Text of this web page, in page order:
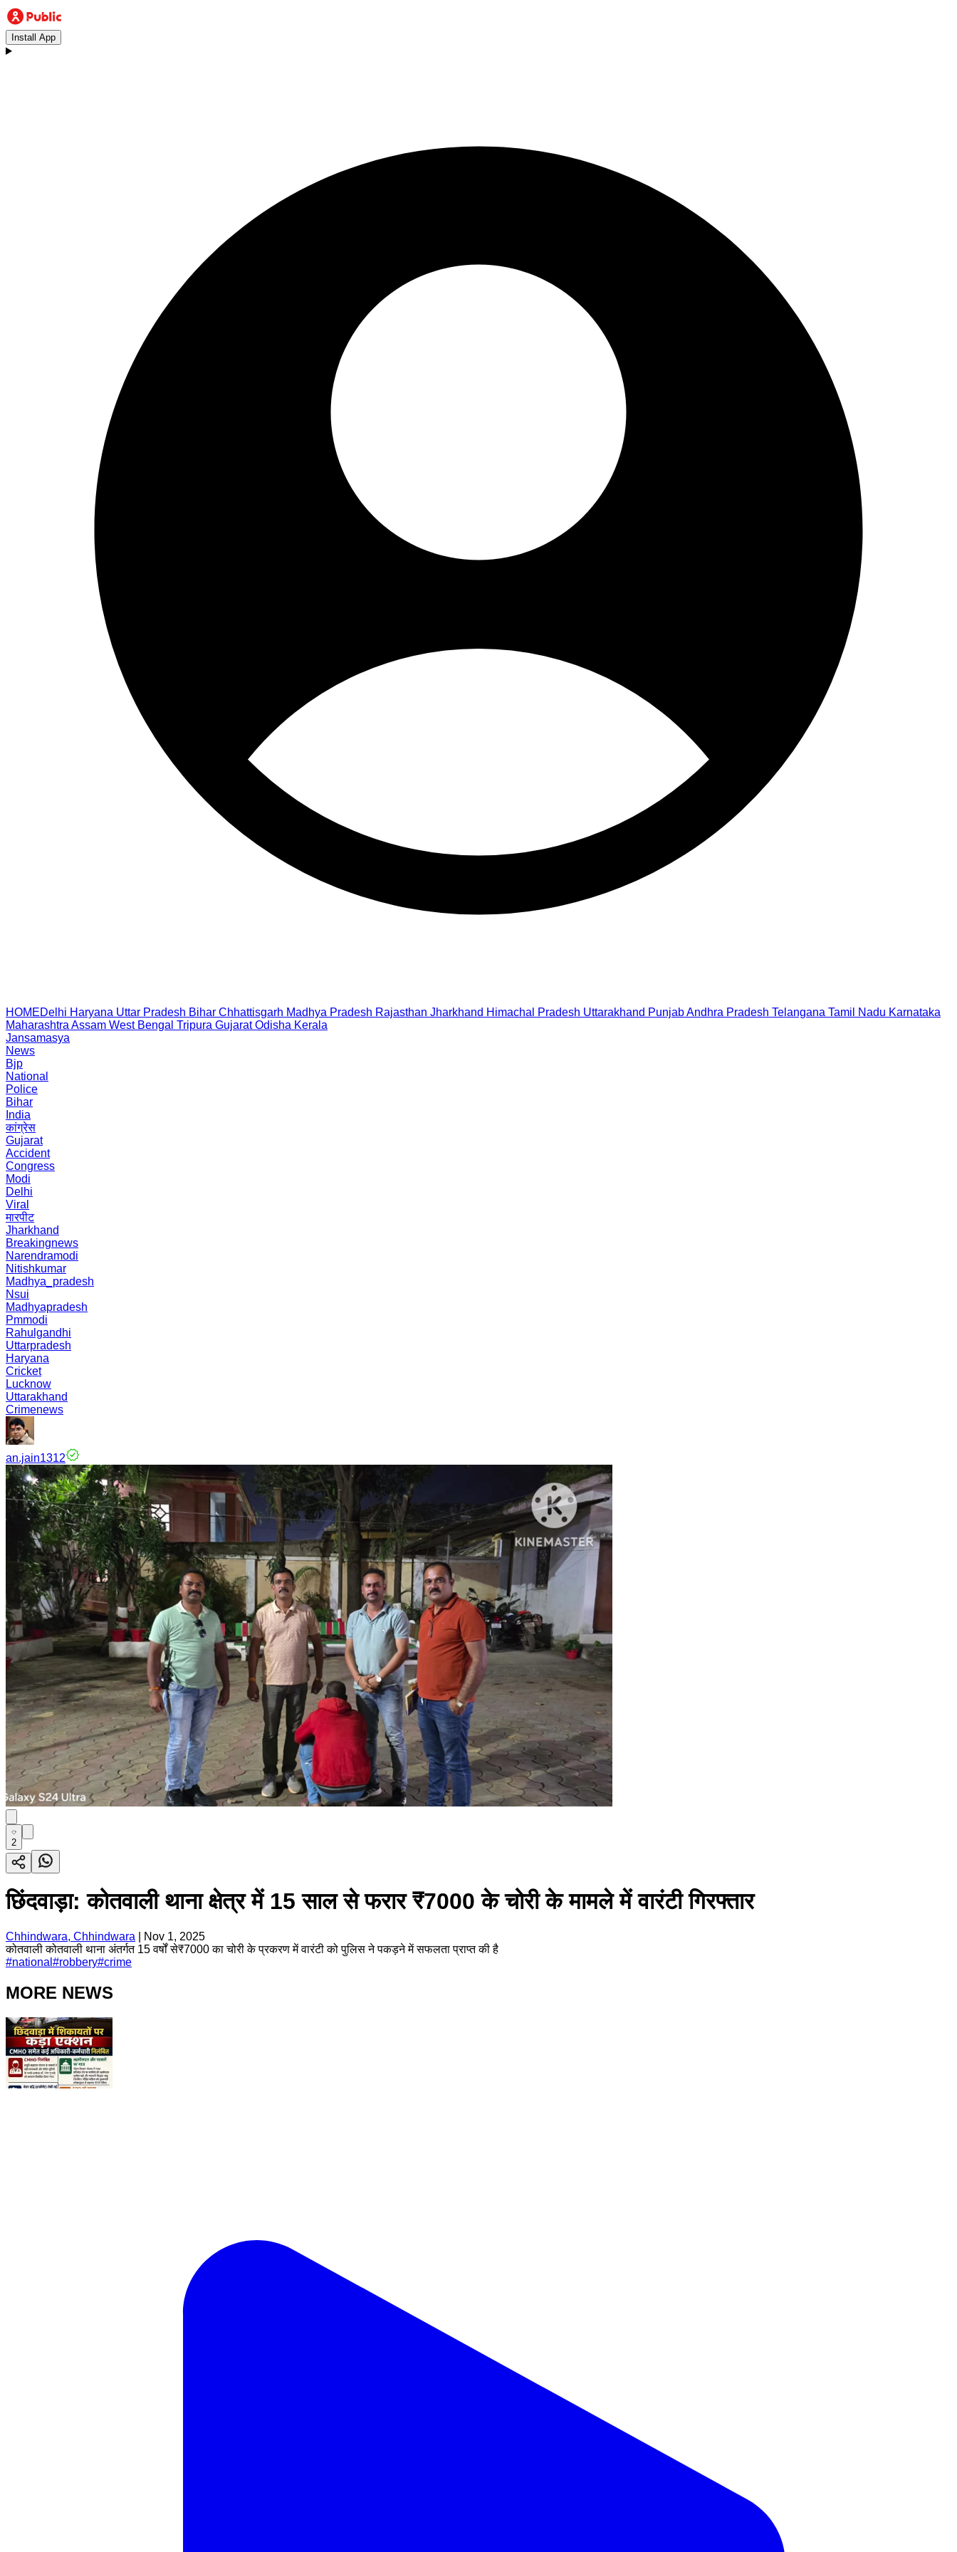
Install App
HOMEDelhi Haryana Uttar Pradesh Bihar Chhattisgarh Madhya Pradesh Rajasthan Jharkhand Himachal Pradesh Uttarakhand PunjabAndhra Pradesh Telangana Tamil Nadu Karnataka
Maharashtra Assam West Bengal Tripura Gujarat Odisha Kerala
Jansamasya
News
Bjp
National
Police
Bihar
India
कांग्रेस
Gujarat
Accident
Congress
Modi
Delhi
Viral
मारपीट
Jharkhand
Breakingnews
Narendramodi
Nitishkumar
Madhya_pradesh
Nsui
Madhyapradesh
Pmmodi
Rahulgandhi
Uttarpradesh
Haryana
Cricket
Lucknow
Uttarakhand
Crimenews
an.jain1312
2
छिंदवाड़ा: कोतवाली थाना क्षेत्र में 15 साल से फरार ₹7000 के चोरी के मामले में वारंटी गिरफ्तार
Chhindwara, Chhindwara
Nov 1, 2025
कोतवाली कोतवाली थाना अंतर्गत 15 वर्षों से₹7000 का चोरी के प्रकरण में वारंटी को पुलिस ने पकड़ने में सफलता प्राप्त की है
#national #robbery#crime
MORE NEWS